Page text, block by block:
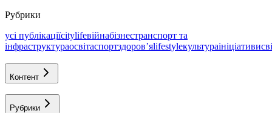
Рубрики
усі публікаціїcitylifeвійнабізнестранспорт та
інфраструктураосвітаспортздоровʼяlifestyleкультураініціативи
Контент
Рубрики